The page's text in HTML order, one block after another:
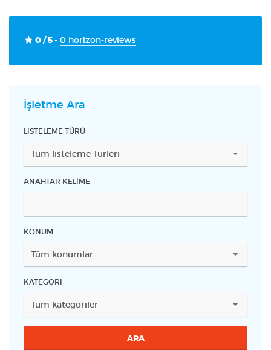
0 / 5- 0 horizon-reviews
İşletme Ara
LISTELEME TÜRÜ
ANAHTAR KELIME
KONUM
KATEGORI
ARA